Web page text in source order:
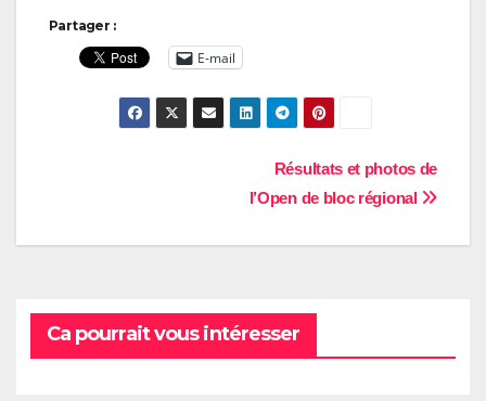
Partager :
E-mail
Résultats et photos de
l’Open de bloc régional
Ca pourrait vous intéresser